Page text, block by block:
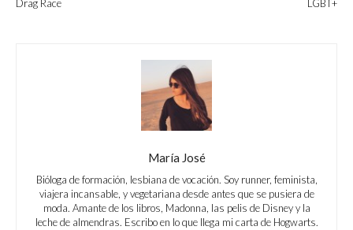
Drag Race
LGBT+
María José
Bióloga de formación, lesbiana de vocación. Soy runner, feminista,
viajera incansable, y vegetariana desde antes que se pusiera de
moda. Amante de los libros, Madonna, las pelis de Disney y la
leche de almendras. Escribo en lo que llega mi carta de Hogwarts.